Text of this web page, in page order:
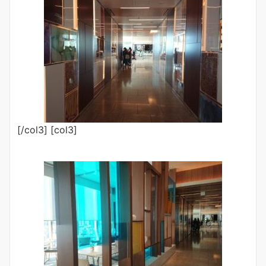
[/col3] [col3]